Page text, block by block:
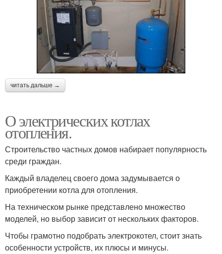
читать дальше →
О электрических котлах
отопления.
Строительство частных домов набирает популярность
среди граждан.
Каждый владелец своего дома задумывается о
приобретении котла для отопления.
На техническом рынке представлено множество
моделей, но выбор зависит от нескольких факторов.
Чтобы грамотно подобрать электрокотел, стоит знать
особенности устройств, их плюсы и минусы.